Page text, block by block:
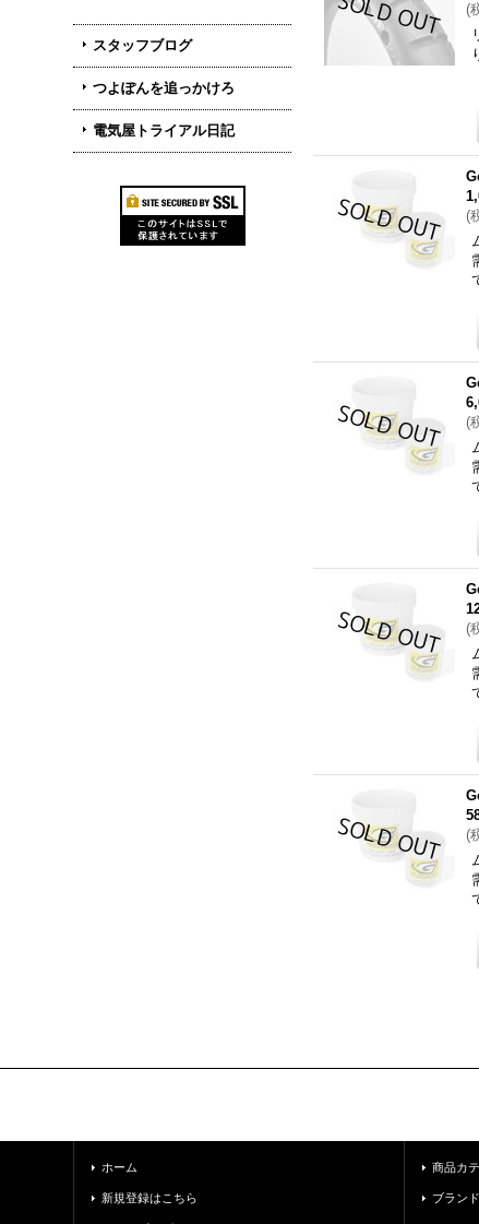
スタッフブログ
つよぽんを追っかけろ
電気屋トライアル日記
(
(
(
(
(
ホーム
新規登録はこちら
商品カ
ブラン